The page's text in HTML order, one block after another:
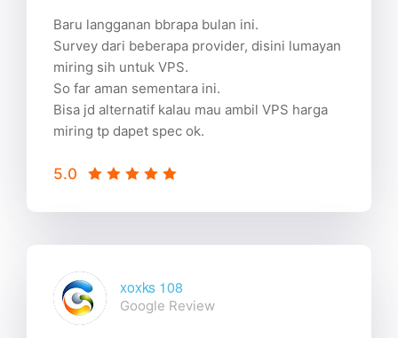
Baru langganan bbrapa bulan ini.
Survey dari beberapa provider, disini lumayan
miring sih untuk VPS.
So far aman sementara ini.
Bisa jd alternatif kalau mau ambil VPS harga
miring tp dapet spec ok.
5.0
xoxks 108
Google Review